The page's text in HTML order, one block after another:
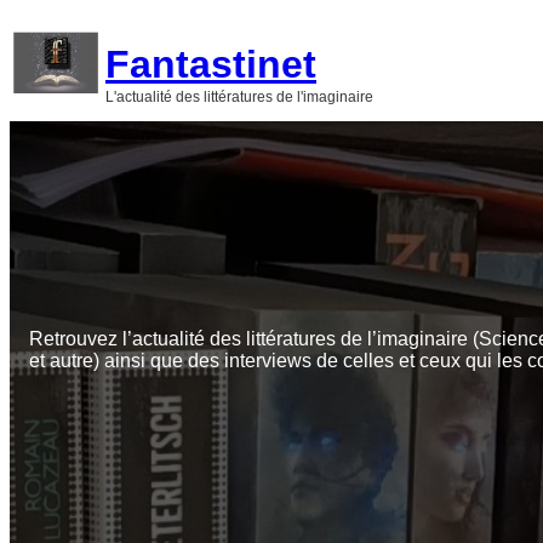
contenu
Fantastinet
L'actualité des littératures de l'imaginaire
Retrouvez l’actualité des littératures de l’imaginaire
et autre) ainsi que des interviews de celles et ceux qui les